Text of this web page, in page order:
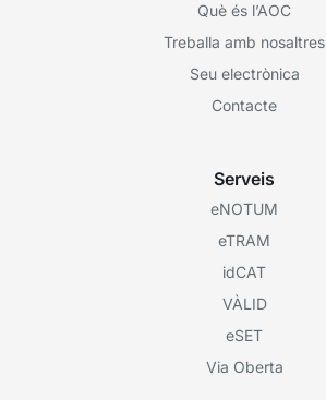
Què és l’AOC
Treballa amb nosaltres
Seu electrònica
Contacte
Serveis
eNOTUM
eTRAM
idCAT
VÀLID
eSET
Via Oberta